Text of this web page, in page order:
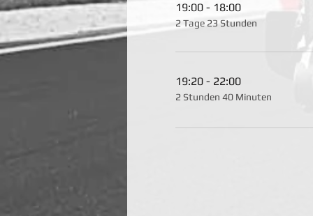
19:00 - 18:00
2 Tage 23 Stunden
19:20 - 22:00
2 Stunden 40 Minuten